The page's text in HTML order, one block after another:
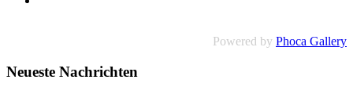
Powered by Phoca Gallery
Neueste Nachrichten